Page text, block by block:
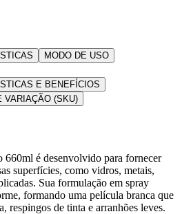
MODO DE USO
E BENEFÍCIOS
VARIAÇÃO (SKU)
é desenvolvido para fornecer
superfícies, como vidros, metais,
Sua formulação em spray
formando uma película branca que
respingos de tinta e arranhões leves.